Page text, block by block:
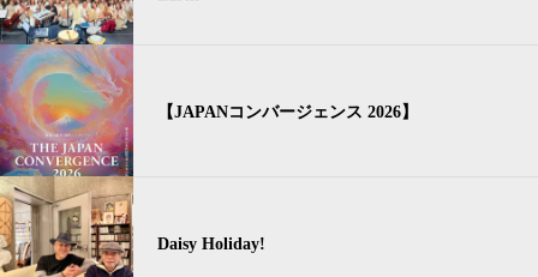
【JAPANコンバージェンス 2026】
Daisy Holiday!